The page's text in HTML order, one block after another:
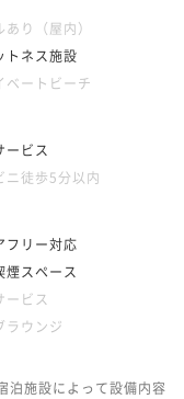
あり（屋内）
トネス施設
ベートビーチ
ービス
ニ徒歩5分以内
フリー対応
煙スペース
ービス
ラウンジ
泊施設によって設備内容